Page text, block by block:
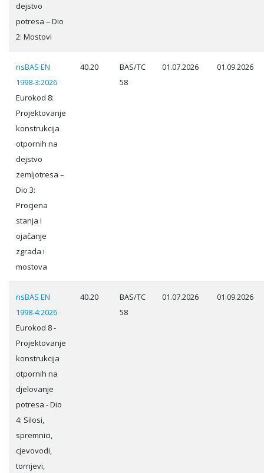
dejstvo
potresa ‒ Dio
2: Mostovi
nsBAS EN
1998-3:2026
Eurokod 8:
Projektovanje
konstrukcija
otpornih na
dejstvo
zemljotresa –
Dio 3:
Procjena
stanja i
ojačanje
zgrada i
mostova
40.20
BAS/TC
58
01.07.2026 01.09.2026
nsBAS EN
1998-4:2026
Eurokod 8 -
Projektovanje
konstrukcija
otpornih na
djelovanje
potresa - Dio
4: Silosi,
spremnici,
cjevovodi,
tornjevi,
40.20
BAS/TC
58
01.07.2026 01.09.2026